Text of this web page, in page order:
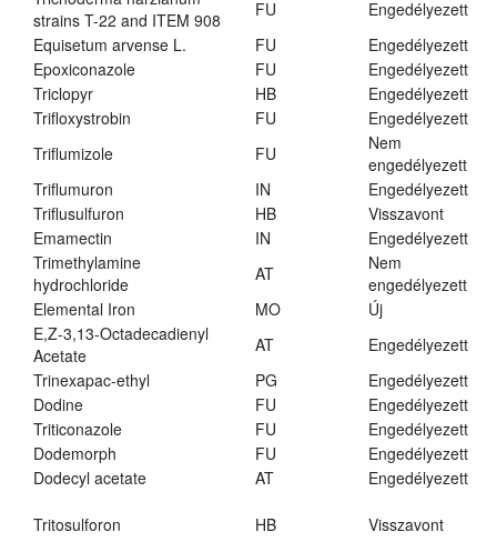
strains T-22 and ITEM 908
FU
Engedélyezett
Equisetum arvense L.
FU
Engedélyezett
Epoxiconazole
FU
Engedélyezett
Triclopyr
HB
Engedélyezett
Trifloxystrobin
FU
Engedélyezett
Triflumizole
FU
Nem
engedélyezett
Triflumuron
IN
Engedélyezett
Triflusulfuron
HB
Visszavont
Emamectin
IN
Engedélyezett
Trimethylamine
hydrochloride
AT
Nem
engedélyezett
Elemental Iron
MO
Új
E,Z-3,13-Octadecadienyl
Acetate
AT
Engedélyezett
Trinexapac-ethyl
PG
Engedélyezett
Dodine
FU
Engedélyezett
Triticonazole
FU
Engedélyezett
Dodemorph
FU
Engedélyezett
Dodecyl acetate
AT Engedélyezett
Tritosulforon HB Visszavont